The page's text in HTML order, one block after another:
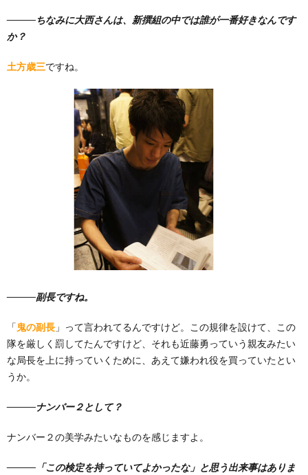
―――ちなみに大西さんは、新撰組の中では誰が一番好きなんです
か？
土方歳三ですね。
―――副長ですね。
「鬼の副長 」って言われてるんですけど。この規律を設けて、この
隊を厳しく罰してたんですけど、それも近藤勇っていう親友みたい
な局長を上に持っていくために、あえて嫌われ役を買っていたとい
うか。
―――ナンバー２として？
ナンバー２の美学みたいなものを感じますよ。
―――「この検定を持っていてよかったな」と思う出来事はありま